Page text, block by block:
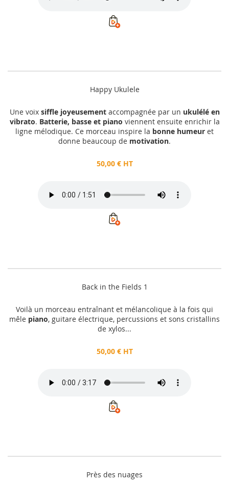
Happy Ukulele
Une voix siffle joyeusementaccompagnée par un ukulélé en
vibrato. Batterie, basse et piano viennent ensuite enrichir la
ligne mélodique. Ce morceau inspire la bonne humeur et
donne beaucoup de motivation.
50,00 € HT
Back in the Fields 1
Voilà un morceau entraînant et mélancolique à la fois qui
mêle piano, guitare électrique, percussions et sons cristallins
de xylos...
50,00 € HT
Près des nuages